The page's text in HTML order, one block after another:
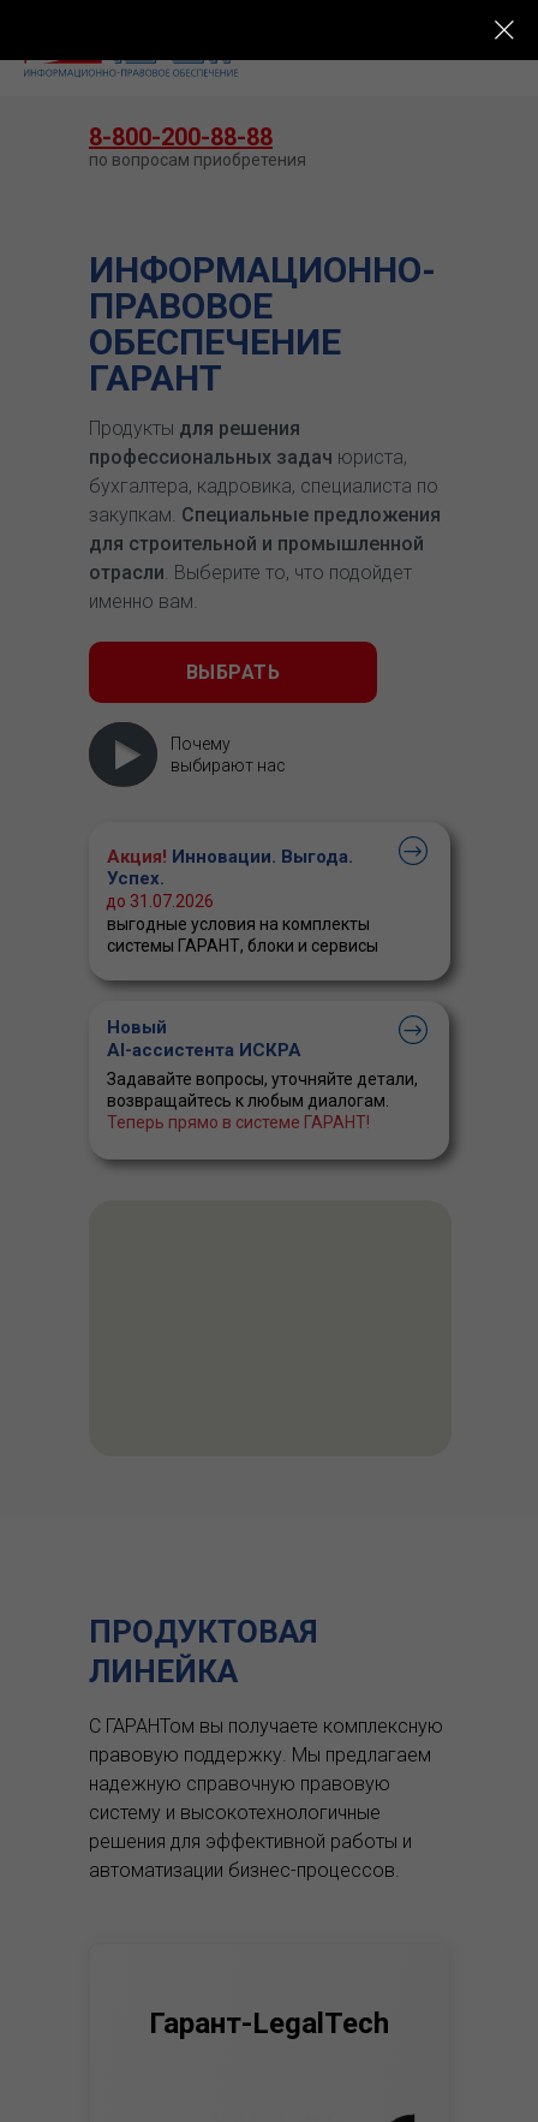
ИНФОРМАЦИОННО-
ПРАВОВОЕ
ОБЕСПЕЧЕНИЕ
ГАРАНТ
Продукты для решения
профессиональных задач юриста,
бухгалтера, кадровика, специалиста по
закупкам. Специальные предложения
для строительной и промышленной
отрасли. Выберите то, что подойдет
именно вам.
ВЫБРАТЬ
Почему
выбирают нас
Акция! Инновации. Выгода.
Успех.
выгодные условия на комплекты
системы ГАРАНТ, блоки и сервисы
до 31.07.2026
8-800-200-88-88
по вопросам приобретения
Новый
AI-ассистента ИСКРА
Задавайте вопросы, уточняйте детали,
возвращайтесь к любым диалогам.
Теперь прямо в системе ГАРАНТ!
ПРОДУКТОВАЯ
ЛИНЕЙКА
С ГАРАНТом вы получаете комплексную
правовую поддержку. Мы предлагаем
надежную справочную правовую
систему и высокотехнологичные
решения для эффективной работы и
автоматизации бизнес-процессов.
Гарант-LegalTech